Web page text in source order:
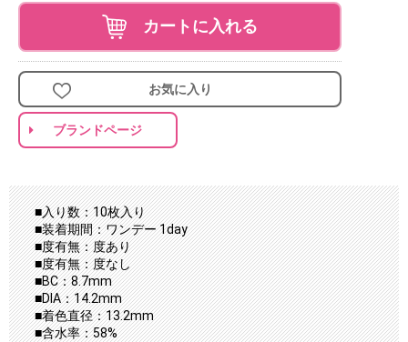
カートに入れる
お気に入り
ブランドページ
■入り数：10枚入り
■装着期間：ワンデー 1day
■度有無：度あり
■度有無：度なし
■BC：8.7mm
■DIA：14.2mm
■着色直径：13.2mm
■含水率：58%